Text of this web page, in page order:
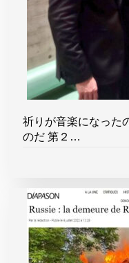
祈りが音楽になった
のだ 第２…